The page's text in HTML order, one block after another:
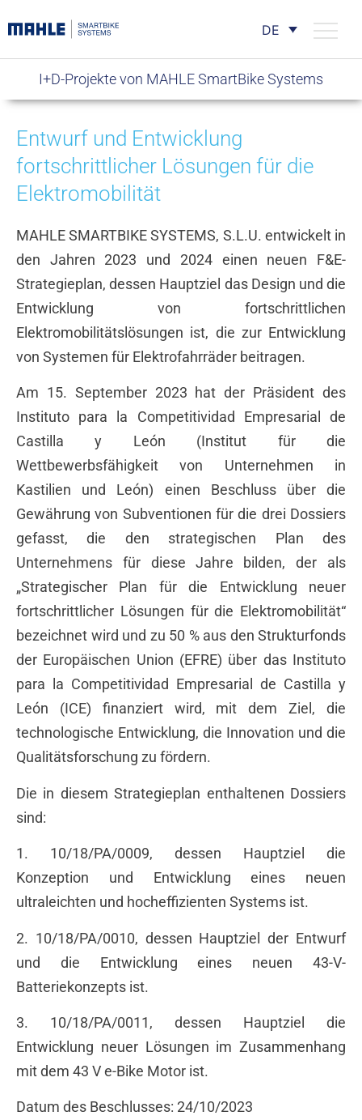
DE
I+D-Projekte von MAHLE SmartBike Systems
Entwurf und Entwicklung
fortschrittlicher Lösungen für die
Elektromobilität
MAHLE SMARTBIKE SYSTEMS, S.L.U. entwickelt in
den Jahren 2023 und 2024 einen neuen F&E-
Strategieplan, dessen Hauptziel das Design und die
Entwicklung von fortschrittlichen
Elektromobilitätslösungen ist, die zur Entwicklung
von Systemen für Elektrofahrräder beitragen.
Am 15. September 2023 hat der Präsident des
Instituto para la Competitividad Empresarial de
Castilla y León (Institut für die
Wettbewerbsfähigkeit von Unternehmen in
Kastilien und León) einen Beschluss über die
Gewährung von Subventionen für die drei Dossiers
gefasst, die den strategischen Plan des
Unternehmens für diese Jahre bilden, der als
„Strategischer Plan für die Entwicklung neuer
fortschrittlicher Lösungen für die Elektromobilität“
bezeichnet wird und zu 50 % aus den Strukturfonds
der Europäischen Union (EFRE) über das Instituto
para la Competitividad Empresarial de Castilla y
León (ICE) finanziert wird, mit dem Ziel, die
technologische Entwicklung, die Innovation und die
Qualitätsforschung zu fördern.
Die in diesem Strategieplan enthaltenen Dossiers
sind:
1. 10/18/PA/0009, dessen Hauptziel die
Konzeption und Entwicklung eines neuen
ultraleichten und hocheffizienten Systems ist.
2. 10/18/PA/0010, dessen Hauptziel der Entwurf
und die Entwicklung eines neuen 43-V-
Batteriekonzepts ist.
3. 10/18/PA/0011, dessen Hauptziel die
Entwicklung neuer Lösungen im Zusammenhang
mit dem 43 V e-Bike Motor ist.
Datum des Beschlusses: 24/10/2023